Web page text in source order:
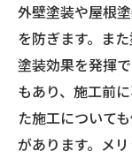
外壁塗装や屋根
を防ぎます。ま
塗装効果を発揮
もあり、施工前
た施工について
があります。メ